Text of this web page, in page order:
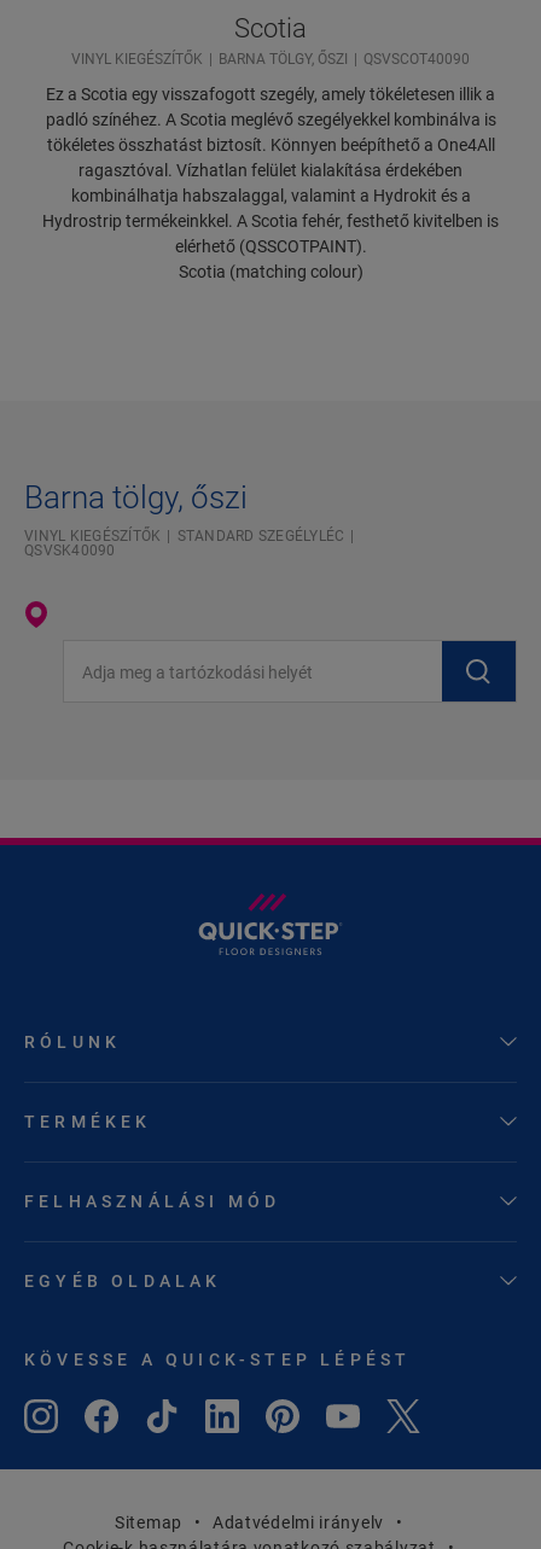
Scotia
VINYL KIEGÉSZÍTŐK BARNA TÖLGY, ŐSZI QSVSCOT40090
Ez a Scotia egy visszafogott szegély, amely tökéletesen illik a
padló színéhez. A Scotia meglévő szegélyekkel kombinálva is
tökéletes összhatást biztosít. Könnyen beépíthető a One4All
ragasztóval. Vízhatlan felület kialakítása érdekében
kombinálhatja habszalaggal, valamint a Hydrokit és a
Hydrostrip termékeinkkel. A Scotia fehér, festhető kivitelben is
elérhető (QSSCOTPAINT).
Scotia (matching colour)
Barna tölgy, őszi
VINYL KIEGÉSZÍTŐK
STANDARD SZEGÉLYLÉC
QSVSK40090
RÓLUNK
TERMÉKEK
FELHASZNÁLÁSI MÓD
EGYÉB OLDALAK
KÖVESSE A QUICK-STEP LÉPÉST
Sitemap
Adatvédelmi irányelv